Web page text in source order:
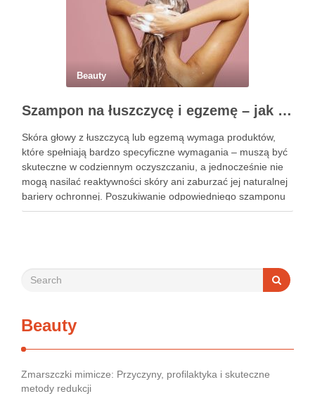
Beauty
Szampon na łuszczycę i egzemę – jak świadomie dobierać produkty przy wrażliwej skórze głowy?
Skóra głowy z łuszczycą lub egzemą wymaga produktów,
które spełniają bardzo specyficzne wymagania – muszą być
skuteczne w codziennym oczyszczaniu, a jednocześnie nie
mogą nasilać reaktywności skóry ani zaburzać jej naturalnej
bariery ochronnej. Poszukiwanie odpowiedniego szamponu
bywa dla wielu pacjentów procesem długim i frustrującym, bo
Beauty
Zmarszczki mimicze: Przyczyny, profilaktyka i skuteczne
metody redukcji